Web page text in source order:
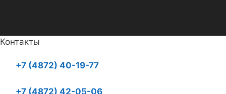
Контакты
+7 (4872) 40-19-77
+7 (4872) 42-05-06